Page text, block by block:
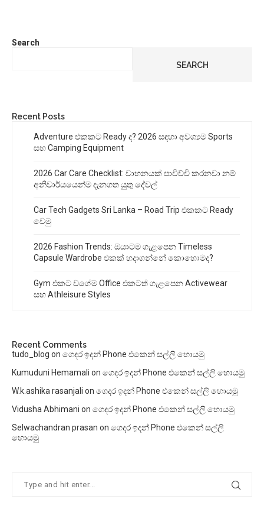
Search
SEARCH
Recent Posts
Adventure එකකට Ready ද? 2026 සඳහා අවශ්‍යම Sports
සහ Camping Equipment
2026 Car Care Checklist: වාහනයක් පාවිච්චි කරනවා නම්
අනිවාර්යයෙන්ම දැනගත යුතු දේවල්
Car Tech Gadgets Sri Lanka – Road Trip එකකට Ready
වෙමු
2026 Fashion Trends: ඔයාටම ගැළපෙන Timeless
Capsule Wardrobe එකක් හදාගන්නේ කොහොමද?
Gym එකට වගේම Office එකටත් ගැළපෙන Activewear
සහ Athleisure Styles
Recent Comments
tudo_blog on ගෙදර ඉදන් Phone එකෙන් සල්ලි හොයමු
Kumuduni Hemamali on ගෙදර ඉදන් Phone එකෙන් සල්ලි හොයමු
W.k.ashika rasanjali on ගෙදර ඉදන් Phone එකෙන් සල්ලි හොයමු
Vidusha Abhimani on ගෙදර ඉදන් Phone එකෙන් සල්ලි හොයමු
Selwachandran prasan on ගෙදර ඉදන් Phone එකෙන් සල්ලි
හොයමු